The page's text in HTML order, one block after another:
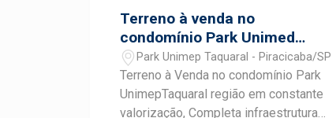
Terreno à venda no
condomínio Park Unimed
Taquaral
Park Unimep Taquaral - Piracicaba/SP
Terreno à Venda no condomínio Park
UnimepTaquaral região em constante
valorização, Completa infraestrutura